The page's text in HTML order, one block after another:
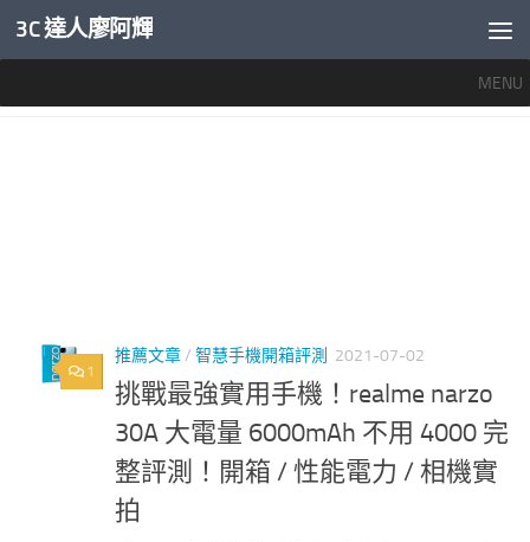
內文下方
3C 達人廖阿輝
MENU
1
推薦文章/ 智慧手機開箱評測 2021-07-02
挑戰最強實用手機！realme narzo
30A 大電量 6000mAh 不用 4000 完
整評測！開箱 / 性能電力 / 相機實
拍